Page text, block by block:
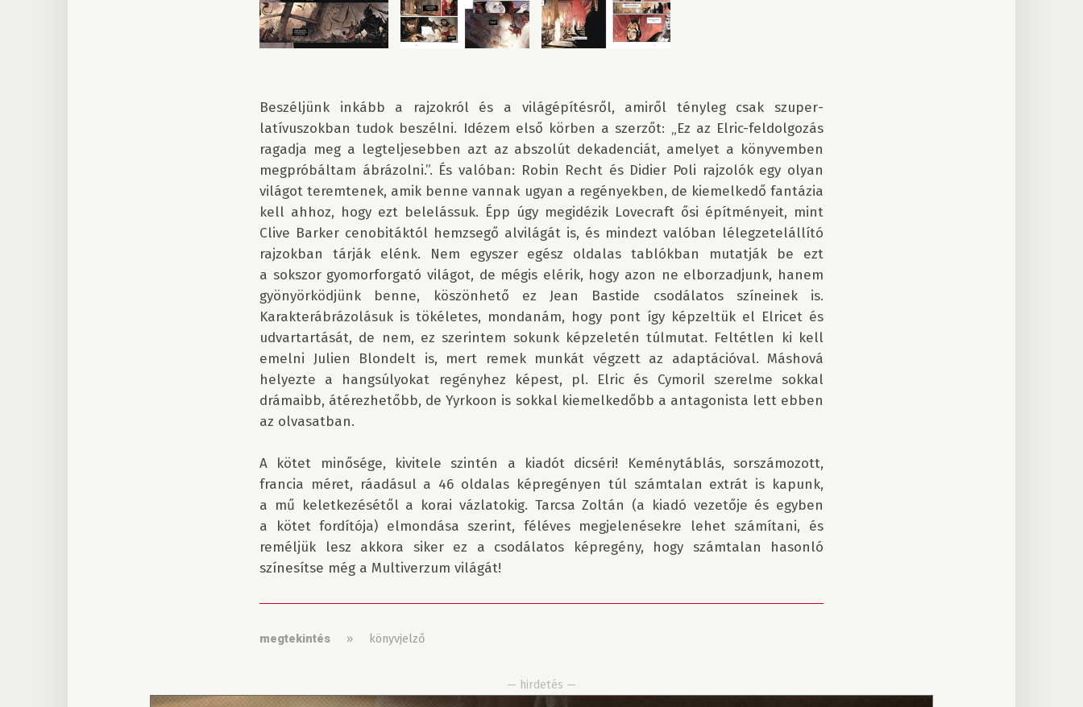
Beszéljünk inkább a rajzokról és a világépítésről, amiről tényleg csak szuper­
latívuszokban tudok beszélni. Idézem első körben a szerzőt: „Ez az Elric-feldolgozás
ragadja meg a legteljesebben azt az abszolút dekadenciát, amelyet a könyvemben
megpróbáltam ábrázolni.”. És valóban: Robin Recht és Didier Poli rajzolók egy olyan
világot teremtenek, amik benne vannak ugyan a regényekben, de kiemelkedő fantázia
kell ahhoz, hogy ezt belelássuk. Épp úgy megidézik Lovecraft ősi építményeit, mint
Clive Barker cenobitáktól hemzsegő alvilágát is, és mindezt valóban lélegzetelállító
rajzokban tárják elénk. Nem egyszer egész oldalas tablókban mutatják be ezt
a sokszor gyomorforgató világot, de mégis elérik, hogy azon ne elborzadjunk, hanem
gyönyörködjünk benne, köszönhető ez Jean Bastide csodálatos színeinek is.
Karakterábrázolásuk is tökéletes, mondanám, hogy pont így képzeltük el Elricet és
udvartartását, de nem, ez szerintem sokunk képzeletén túlmutat. Feltétlen ki kell
emelni Julien Blondelt is, mert remek munkát végzett az adaptációval. Máshová
helyezte a hangsúlyokat regényhez képest, pl. Elric és Cymoril szerelme sokkal
drámaibb, átérezhetőbb, de Yyrkoon is sokkal kiemelkedőbb a antagonista lett ebben
az olvasatban.
A kötet minősége, kivitele szintén a kiadót dicséri! Keménytáblás, sorszámozott,
francia méret, ráadásul a 46 oldalas képregényen túl számtalan extrát is kapunk,
a mű keletkezésétől a korai vázlatokig. Tarcsa Zoltán (a kiadó vezetője és egyben
a kötet fordítója) elmondása szerint, féléves megjelenésekre lehet számítani, és
reméljük lesz akkora siker ez a csodálatos képregény, hogy számtalan hasonló
színesítse még a Multiverzum világát!
megtekintés » könyvjelző
— hirdetés —